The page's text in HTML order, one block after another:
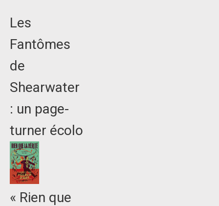
Les
Fantômes
de
Shearwater
: un page-
turner écolo
« Rien que